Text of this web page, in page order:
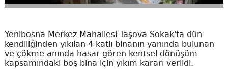
Yenibosna Merkez Mahallesi Taşova Sokak'ta dün
kendiliğinden yıkılan 4 katlı binanın yanında bulunan
ve çökme anında hasar gören kentsel dönüşüm
kapsamındaki boş bina için yıkım kararı verildi.